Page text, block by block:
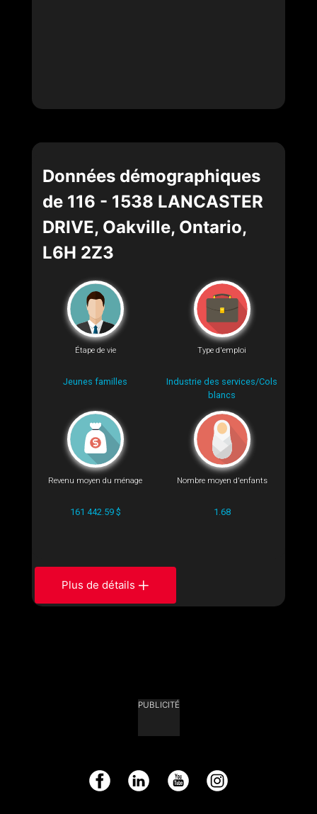
Données démographiques
de 116 - 1538 LANCASTER
DRIVE, Oakville, Ontario,
L6H 2Z3
Étape de vie
Jeunes familles
Type d'emploi
Industrie des services/Cols
blancs
Revenu moyen du ménage
161 442.59 $
Nombre moyen d'enfants
1.68
Plus de détails
PUBLICITÉ
Facebook LinkedIn YouTube Instagram